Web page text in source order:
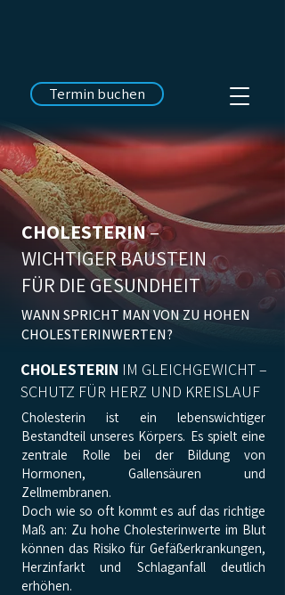
Termin buchen
CHOLESTERIN–
WICHTIGER BAUSTEIN
FÜR DIE GESUNDHEIT
WANN SPRICHT MAN VON ZU HOHEN
CHOLESTERINWERTEN?
CHOLESTERIN IM GLEICHGEWICHT –
SCHUTZ FÜR HERZ UND KREISLAUF
Cholesterin ist ein lebenswichtiger
Bestandteil unseres Körpers. Es spielt eine
zentrale Rolle bei der Bildung von
Hormonen, Gallensäuren und
Zellmembranen.
Doch wie so oft kommt es auf das richtige
Maß an: Zu hohe Cholesterinwerte im Blut
können das Risiko für Gefäßerkrankungen,
Herzinfarkt und Schlaganfall deutlich
erhöhen.